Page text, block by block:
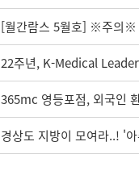
[월간람스 5월호] ※주의※
22주년, K-Medical
365mc 영등포점, 외국인
경상도 지방이 모여라..! '